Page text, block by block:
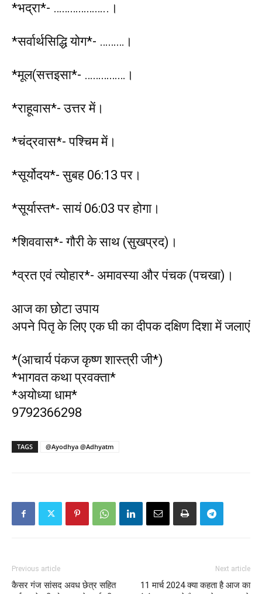
*भद्रा*- ………………..।
*सर्वार्थसिद्धि योग*- ………।
*मूल(सत्तइसा*- ……………।
*राहूवास*- उत्तर में।
*चंद्रवास*- पश्चिम में।
*सूर्योदय*- सुबह 06:13 पर।
*सूर्यास्त*- सायं 06:03 पर होगा।
*शिववास*- गौरी के साथ (सुखप्रद)।
*व्रत एवं त्योहार*- अमावस्या और पंचक (पचखा)।
आज का छोटा उपाय
अपने पितृ के लिए एक घी का दीपक दक्षिण दिशा में जलाएं
*(आचार्य पंकज कृष्ण शास्त्री जी*)
*भागवत कथा प्रवक्ता*
*अयोध्या धाम*
9792366298
TAGS @Ayodhya @Adhyatm
Previous article
कैसर गंज सांसद अवध छेत्र सहित
Next article
11 मार्च 2024 क्या कहता है आज का